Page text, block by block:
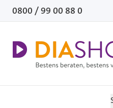
Direkt zum Inhalt
0800 / 99 00 88 0